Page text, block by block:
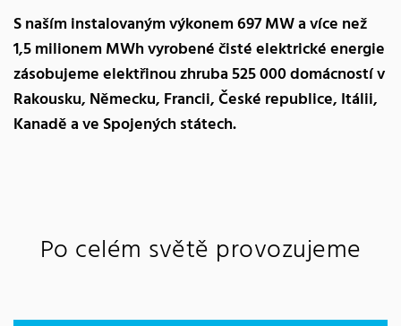
S naším instalovaným výkonem 697 MW a více než
1,5 milionem MWh vyrobené čisté elektrické energie
zásobujeme elektřinou zhruba 525 000 domácností v
Rakousku, Německu, Francii, České republice, Itálii,
Kanadě a ve Spojených státech.
Po celém světě provozujeme